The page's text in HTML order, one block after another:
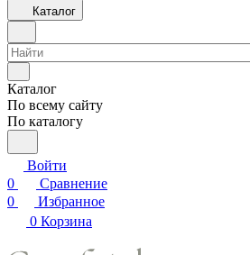
Каталог
Каталог
По всему сайту
По каталогу
Войти
0
Сравнение
0
Избранное
0 Корзина